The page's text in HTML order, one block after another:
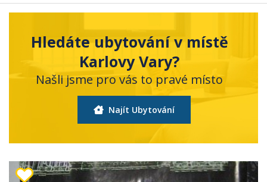
Hledáte ubytování v místě
Karlovy Vary?
Našli jsme pro vás to pravé místo
Najít Ubytování